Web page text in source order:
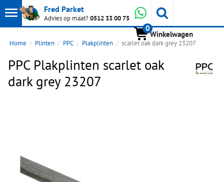
Toon
hoofdmenu
Fred Parket
Advies op maat?0512 33 00 75 Whatsapp
0
Winkelwagen
Home Plinten PPC Plakplinten scarlet oak dark grey 23207
PPC Plakplinten scarlet oak
dark grey 23207